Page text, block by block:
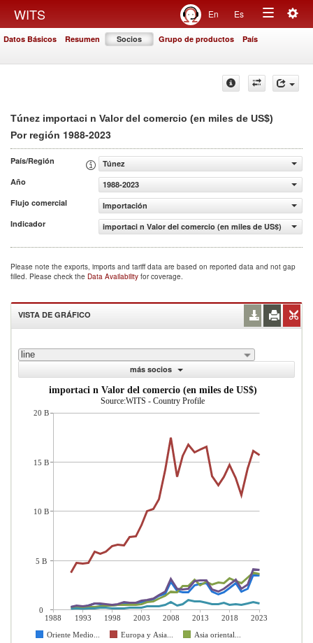
WITS En Es
Toggle
Datos Básicos Resumen Socios Grupo de productos País
Túnez importaci n Valor del comercio (en miles de US$)
Por región 1988-2023
País/Región
Túnez
Año
1988-2023
Flujo comercial
Importación
Indicador
importaci n Valor del comercio (en miles de US$)
Please note the exports, imports and tariff data are based on reported data and not gap
filled. Please check the Data Availability for coverage.
VISTA DE GRÁFICO
line
más socios
importaci n Valor del comercio (en miles de US$)
Source:WITS - Country Profile
1988 1993 1998 2003 2008 2013 2018
2023
Oriente Medio...
Europa y Asia...
Asia oriental...
20 B
15 B
10 B
5 B
0